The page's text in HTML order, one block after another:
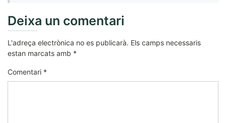
Deixa un comentari
L'adreça electrònica no es publicarà. Els camps necessaris
estan marcats amb *
Comentari *